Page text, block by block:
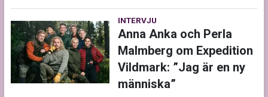
INTERVJU
Anna Anka och Perla
Malmberg om Expedition
Vildmark: ”Jag är en ny
människa”